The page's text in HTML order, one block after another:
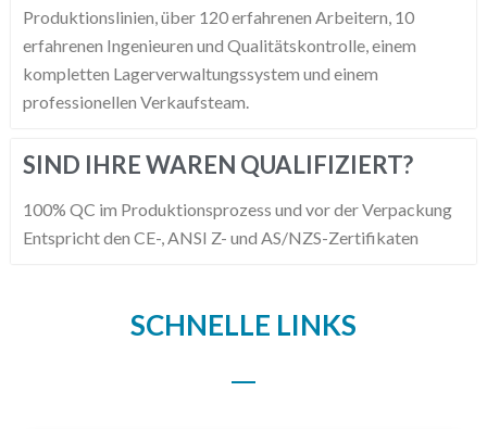
Produktionslinien, über 120 erfahrenen Arbeitern, 10
erfahrenen Ingenieuren und Qualitätskontrolle, einem
kompletten Lagerverwaltungssystem und einem
professionellen Verkaufsteam.
SIND IHRE WAREN QUALIFIZIERT?
100% QC im Produktionsprozess und vor der Verpackung
Entspricht den CE-, ANSI Z- und AS/NZS-Zertifikaten
SCHNELLE LINKS